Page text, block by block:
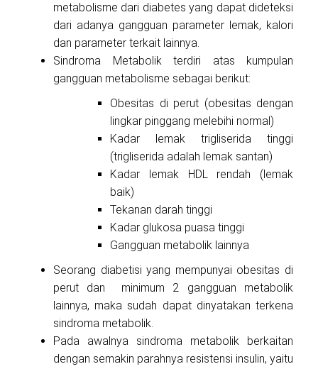
metabolisme dari diabetes yang dapat dideteksi
dari adanya gangguan parameter lemak, kalori
dan parameter terkait lainnya.
Sindroma Metabolik terdiri atas kumpulan
gangguan metabolisme sebagai berikut:
Obesitas di perut (obesitas dengan
lingkar pinggang melebihi normal)
Kadar lemak trigliserida tinggi
(trigliserida adalah lemak santan)
Kadar lemak HDL rendah (lemak
baik)
Tekanan darah tinggi
Kadar glukosa puasa tinggi
Gangguan metabolik lainnya
Seorang diabetisi yang mempunyai obesitas di
perut dan minimum 2 gangguan metabolik
lainnya, maka sudah dapat dinyatakan terkena
sindroma metabolik.
Pada awalnya sindroma metabolik berkaitan
dengan semakin parahnya resistensi insulin, yaitu